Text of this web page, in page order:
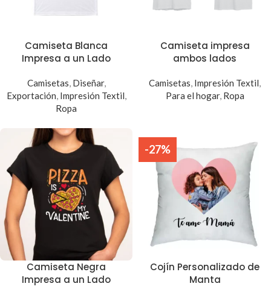
Camiseta Blanca
Impresa a un Lado
Camisetas, Diseñar,
Exportación, Impresión Textil,
Ropa
Camiseta impresa
ambos lados
Camisetas, Impresión Textil,
Para el hogar, Ropa
Camiseta Negra
Impresa a un Lado
-27%
Cojín Personalizado de
Manta